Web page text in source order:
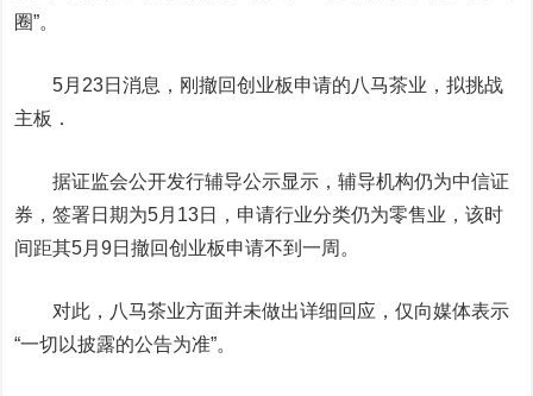
圈”。
5月23日消息，刚撤回创业板申请的八马茶业，拟挑战
主板．
据证监会公开发行辅导公示显示，辅导机构仍为中信证
券 ，签署日期为5月13日，申请行业分类仍为零售业，该时
间距其5月9日撤回创业板申请不到一周。
对此，八马茶业方面并未做出详细回应，仅向媒体表示
“一切以披露的公告为准”。